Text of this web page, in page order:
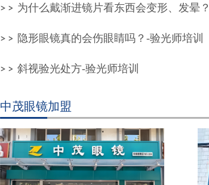
为什么戴渐进镜片看东西会变形、发晕？
隐形眼镜真的会伤眼睛吗？-验光师培训
斜视验光处方-验光师培训
中茂眼镜加盟